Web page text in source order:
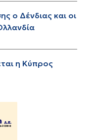
ο Δένδιας και οι
η Κύπρος